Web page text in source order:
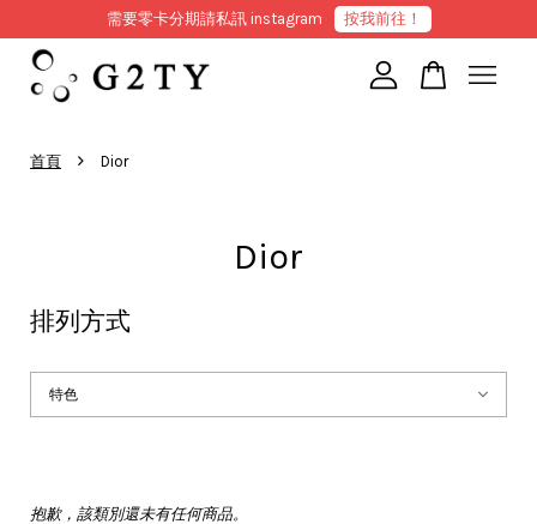
需要零卡分期請私訊 instagram 按我前往！
首頁 › Dior
Dior
排列方式
抱歉，該類別還未有任何商品。